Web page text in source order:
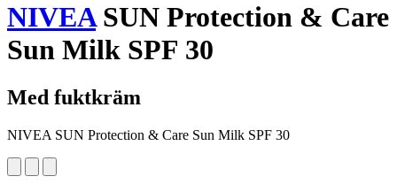
NIVEASUN Protection & Care
Sun Milk SPF 30
Med fuktkräm
NIVEA SUN Protection & Care Sun Milk SPF 30